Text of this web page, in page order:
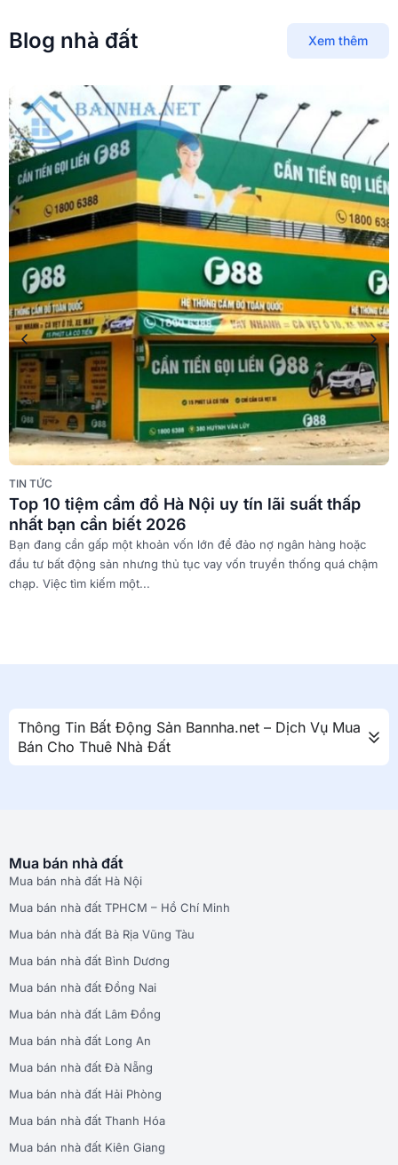
Blog nhà đất Xem thêm
TIN TỨC
Top 10 tiệm cầm đồ Hà Nội uy tín lãi suất thấp
nhất bạn cần biết 2026
Bạn đang cần gấp một khoản vốn lớn để đảo nợ ngân hàng hoặc
đầu tư bất động sản nhưng thủ tục vay vốn truyền thống quá chậm
chạp. Việc tìm kiếm một...
Thông Tin Bất Động Sản Bannha.net – Dịch Vụ Mua
Bán Cho Thuê Nhà Đất
Mua bán nhà đất
Mua bán nhà đất Hà Nội
Mua bán nhà đất TPHCM – Hồ Chí Minh
Mua bán nhà đất Bà Rịa Vũng Tàu
Mua bán nhà đất Bình Dương
Mua bán nhà đất Đồng Nai
Mua bán nhà đất Lâm Đồng
Mua bán nhà đất Long An
Mua bán nhà đất Đà Nẵng
Mua bán nhà đất Hải Phòng
Mua bán nhà đất Thanh Hóa
Mua bán nhà đất Kiên Giang